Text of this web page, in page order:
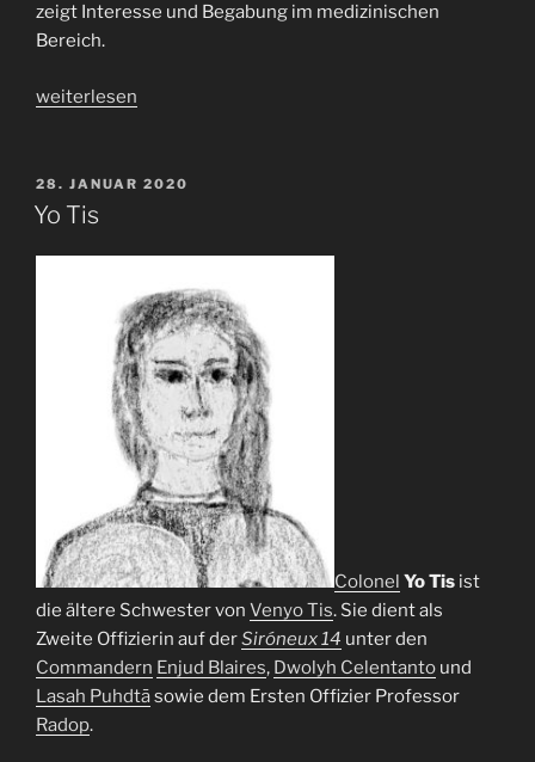
zeigt Interesse und Begabung im medizinischen
Bereich.
„Ahannia
weiterlesen
VERÖFFENTLICHT
AM
28. JANUAR 2020
Yo Tis
Colonel Yo Tis ist
die ältere Schwester von Venyo Tis. Sie dient als
Zweite Offizierin auf derSiróneux 14 unter den
Commandern Enjud Blaires, Dwolyh Celentanto und
Lasah Puhdtāsowie dem Ersten Offizier Professor
Radop.